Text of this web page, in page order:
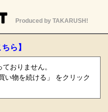
Produced by TAKARUSH!
ら】
おりません。
い物を続ける」 をクリック